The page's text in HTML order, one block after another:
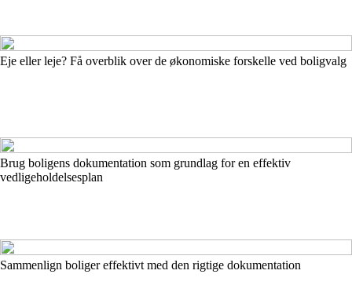
Eje eller leje? Få overblik over de økonomiske forskelle ved boligvalg
Brug boligens dokumentation som grundlag for en effektiv
vedligeholdelsesplan
Sammenlign boliger effektivt med den rigtige dokumentation